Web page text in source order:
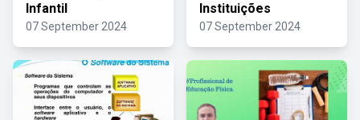
Infantil
07 September 2024
Instituições
07 September 2024